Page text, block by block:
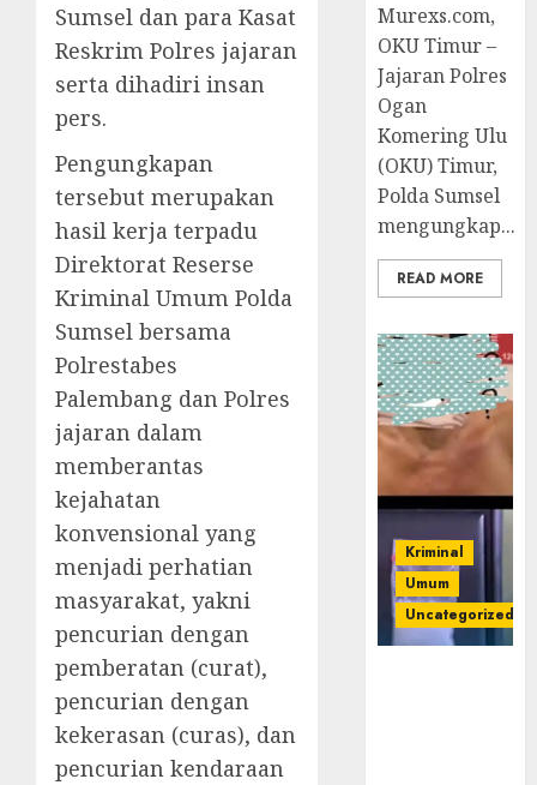
Sumsel dan para Kasat
Reskrim Polres jajaran
serta dihadiri insan
pers.
Pengungkapan
tersebut merupakan
hasil kerja terpadu
Direktorat Reserse
Kriminal Umum Polda
Sumsel bersama
Polrestabes
Palembang dan Polres
jajaran dalam
memberantas
kejahatan
konvensional yang
menjadi perhatian
masyarakat, yakni
pencurian dengan
pemberatan (curat),
pencurian dengan
kekerasan (curas), dan
pencurian kendaraan
Murexs.com,
OKU Timur –
Jajaran Polres
Ogan
Komering Ulu
(OKU) Timur,
Polda Sumsel
mengungkap...
READ MORE
Kriminal
Umum
Uncategorized